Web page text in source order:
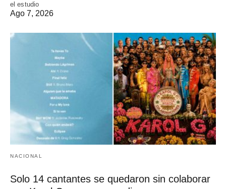
el estudio
Ago 7, 2026
NACIONAL
Solo 14 cantantes se quedaron sin colaborar